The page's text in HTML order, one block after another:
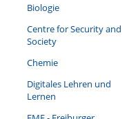
Biologie
Centre for Security and
Society
Chemie
Digitales Lehren und
Lernen